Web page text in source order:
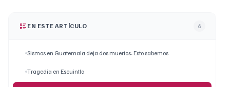
EN ESTE ARTÍCULO 6
Sismos en Guatemala deja dos muertos: Esto sabemos
Tragedia en Escuintla